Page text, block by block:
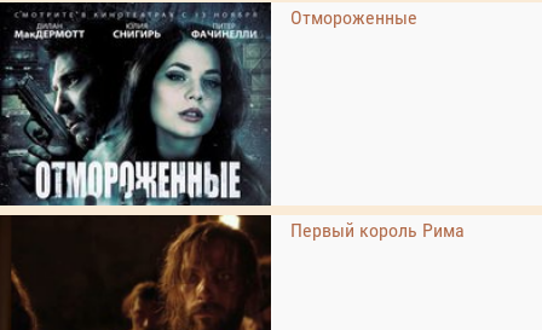
Отмороженные
Первый король Рима